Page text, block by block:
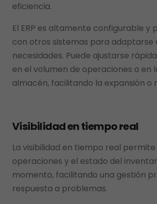
eficiencia.
El ERP es altamente configurable y
con otros sistemas para adaptarse
necesidades. Puede ajustarse
en el volumen de operaciones o en
almacén, facilitando la expansión o
Visibilidad en tiempo real
La visibilidad en tiempo real
operaciones y el estado del
momento, facilitando una gestión
respuesta a problemas.